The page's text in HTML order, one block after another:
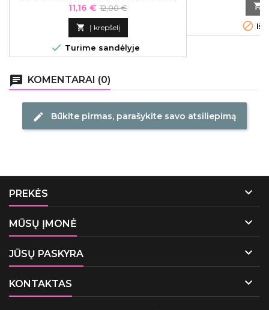
Shampoo ICE26235, 300 ml. Skirtas
šviesiems plaukams, praturtintas ypatingai
dideliu kiekiu violetinio pigmento.
Kaina
11,16 € Bazinė
kaina
12,00 €
 Į krepšelį
 Turime sandėlyje


chat KOMENTARAI (0)
edit Būkite pirmas, parašykite savo atsiliepimą
PREKĖS 
MŪSŲ ĮMONĖ 
JŪSŲ PASKYRA 
KONTAKTAS 